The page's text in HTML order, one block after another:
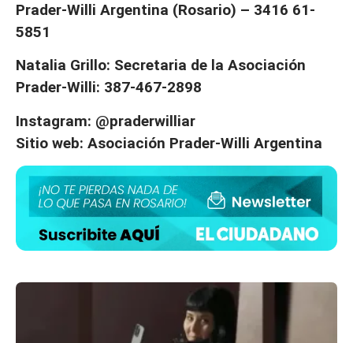
Prader-Willi Argentina (Rosario) – 3416 61-
5851
Natalia Grillo: Secretaria de la Asociación
Prader-Willi: 387-467-2898
Instagram: @praderwilliar
Sitio web: Asociación Prader-Willi Argentina